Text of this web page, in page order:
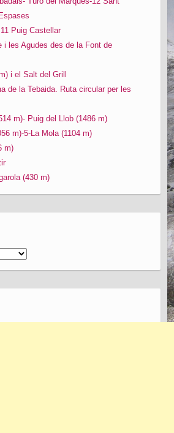
Puig Castellar
i les Agudes des de la Font de
i el Salt del Grill
de la Tebaida. Ruta circular per les
m)- Puig del Llob (1486 m)
m)-5-La Mola (1104 m)
m)
(430 m)